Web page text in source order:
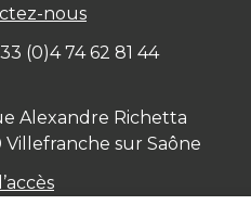
nous
(0)4 74 62 81 44
Alexandre Richetta
Villefranche sur Saône